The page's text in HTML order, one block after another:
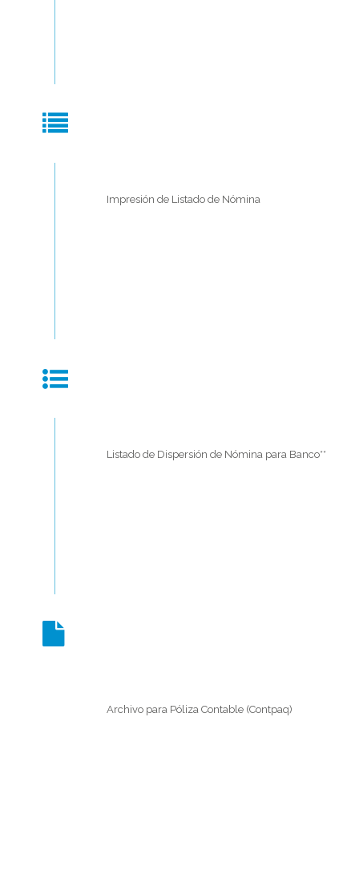
Impresión de Listado de Nómina
Listado de Dispersión de Nómina para Banco**
Archivo para Póliza Contable (Contpaq)